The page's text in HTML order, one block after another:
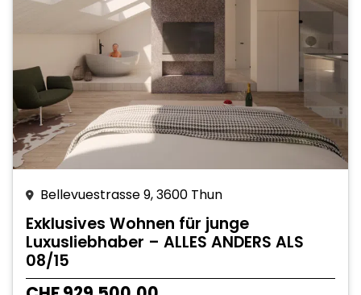
Bellevuestrasse 9, 3600 Thun
Exklusives Wohnen für junge
Luxusliebhaber – ALLES ANDERS ALS
08/15